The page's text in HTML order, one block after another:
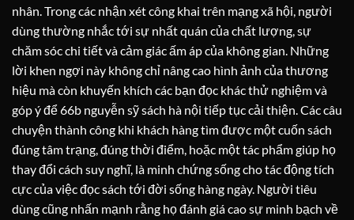
nhân. Trong các nhận xét công khai trên mạng xã hội, người
dùng thường nhắc tới sự nhất quán của chất lượng, sự
chăm sóc chi tiết và cảm giác ấm áp của không gian. Những
lời khen ngợi này không chỉ nâng cao hình ảnh của thương
hiệu mà còn khuyến khích các bạn đọc khác thử nghiệm và
góp ý để 66b nguyễn sỹ sách hà nội tiếp tục cải thiện. Các câu
chuyện thành công khi khách hàng tìm được một cuốn sách
đúng tâm trạng, đúng thời điểm, hoặc một tác phẩm giúp họ
thay đổi cách suy nghĩ, là minh chứng sống cho tác động tích
cực của việc đọc sách tới đời sống hàng ngày. Người tiêu
dùng cũng nhấn mạnh rằng họ đánh giá cao sự minh bạch về